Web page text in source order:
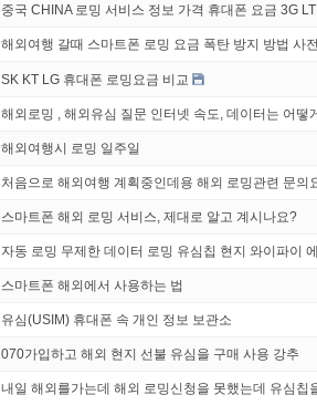
중국 CHINA 로밍 서비스 정보 가격 휴대폰 요금 3G
해외여행 갈때 스마트폰 로밍 요금 폭탄 방지 방법 사
SK KT LG 휴대폰 로밍요금 비교
해외로밍 , 해외유심 질문 인터넷 속도, 데이터는 어떻
해외여행시 로밍 일주일
처음으로 해외여행 계획중인데용 해외 로밍관련 문의
스마트폰 해외 로밍 서비스, 제대로 알고 계시나요?
자동 로밍 무제한 데이터 로밍 유심칩 현지 와이파이
스마트폰 해외에서 사용하는 법
유심(USIM) 휴대폰 속 개인 정보 보관소
070가입하고 해외 현지 선불 유심을 구매 사용 강추
내일 해외를가는데 해외 로밍신청을 못했는데 유심칩